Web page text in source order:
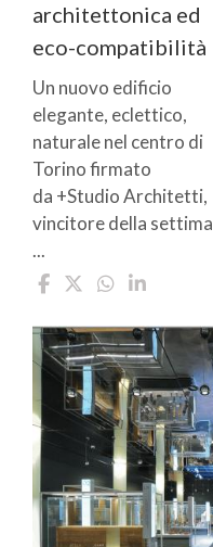
architettonica ed
eco-compatibilità
Un nuovo edificio
elegante, eclettico,
naturale nel centro di
Torino firmato
da +Studio Architetti,
vincitore della settima
...